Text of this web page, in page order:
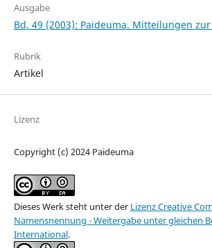
Ausgabe
Bd. 49 (2003): Paideuma. Mitteilungen
Rubrik
Artikel
Lizenz
Copyright (c) 2024 Paideuma
Dieses Werk steht unter der Lizenz Creative
Namensnennung - Weitergabe unter gleichen
International.